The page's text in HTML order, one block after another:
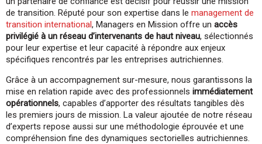
de transition. Réputé pour son expertise dans le management de
transition international, Managers en Mission offre un accès
privilégié à un réseau d’intervenants de haut niveau, sélectionnés
pour leur expertise et leur capacité à répondre aux enjeux
spécifiques rencontrés par les entreprises autrichiennes.
Grâce à un accompagnement sur-mesure, nous garantissons la
mise en relation rapide avec des professionnels immédiatement
opérationnels, capables d’apporter des résultats tangibles dès
les premiers jours de mission. La valeur ajoutée de notre réseau
d’experts repose aussi sur une méthodologie éprouvée et une
compréhension fine des dynamiques sectorielles autrichiennes.